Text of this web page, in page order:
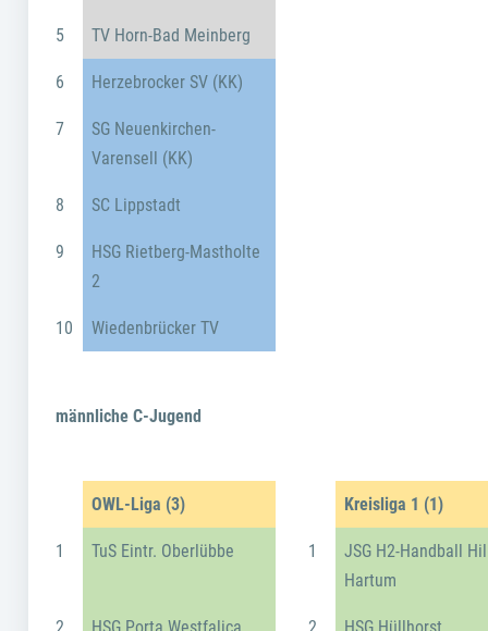
5 TV Horn-Bad Meinberg
6 Herzebrocker SV (KK)
7
SG Neuenkirchen-
Varensell (KK)
8 SC Lippstadt
9
HSG Rietberg-Mastholte
2
10 Wiedenbrücker TV
männliche C-Jugend
OWL-Liga (3) Kreisliga 1 (1)
1 TuS Eintr. Oberlübbe 1
JSG H2-Handball
Hartum
2 HSG Porta Westfalica 2 HSG Hüllhorst